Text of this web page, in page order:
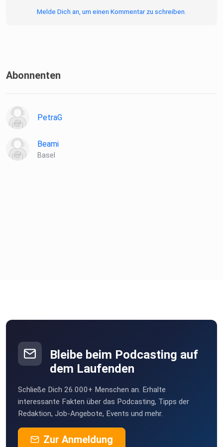
Melde Dich an, um einen Kommentar zu schreiben.
Abonnenten
PetraG
Beami
Basel
Bleibe beim Podcasting auf
dem Laufenden
Schließe Dich 26.000+ Menschen an. Erhalte
interessante Fakten über das Podcasting, Tipps der
Redaktion, Job-Angebote, Events und mehr.
Zur Anmeldung